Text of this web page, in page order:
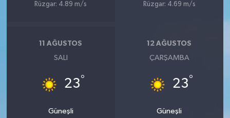
Rüzgar: 4.89 m/s
Rüzgar: 4.69 m/s
11 AĞUSTOS
SALI
23°
Güneşli
12 AĞUSTOS
ÇARŞAMBA
23°
Güneşli